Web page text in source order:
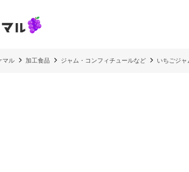
マル 加工食品 ジャム・コンフィチュールなど いちごジャ